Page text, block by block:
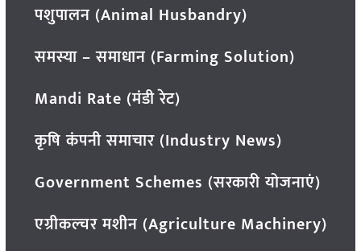
पशुपालन (Animal Husbandry)
समस्या – समाधान (Farming Solution)
Mandi Rate (मंडी रेट)
कृषि कंपनी समाचार (Industry News)
Government Schemes (सरकारी योजनाएं)
एग्रीकल्चर मशीन (Agriculture Machinery)